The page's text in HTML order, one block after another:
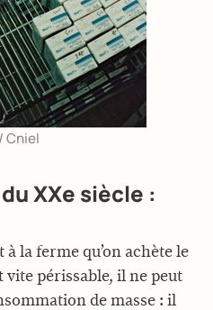
Cniel
XXe siècle :
à la ferme qu’on achète le
périssable, il ne peut
de masse : il